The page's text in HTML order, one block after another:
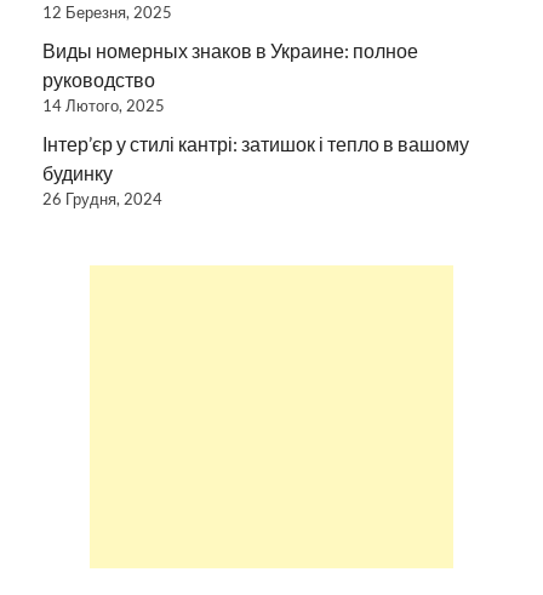
12 Березня, 2025
Виды номерных знаков в Украине: полное
руководство
14 Лютого, 2025
Інтер’єр у стилі кантрі: затишок і тепло в вашому
будинку
26 Грудня, 2024